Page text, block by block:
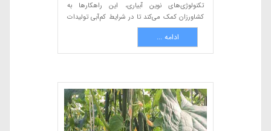
تکنولوژی‌های نوین آبیاری، این راهکارها به
کشاورزان کمک می‌کند تا در شرایط کم‌آبی تولیدات
خود را حفظ کنند و بهره‌وری بالاتری داشته باشند
ادامه ...